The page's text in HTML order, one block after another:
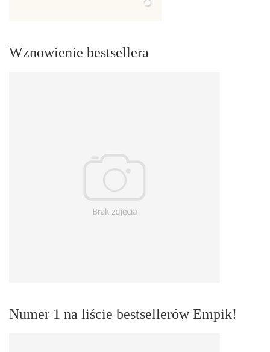
Wznowienie bestsellera
Numer 1 na liście bestsellerów Empik!